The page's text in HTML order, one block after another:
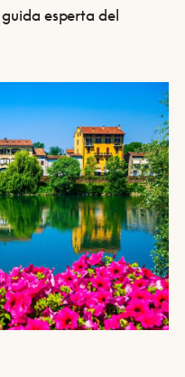
esperta del